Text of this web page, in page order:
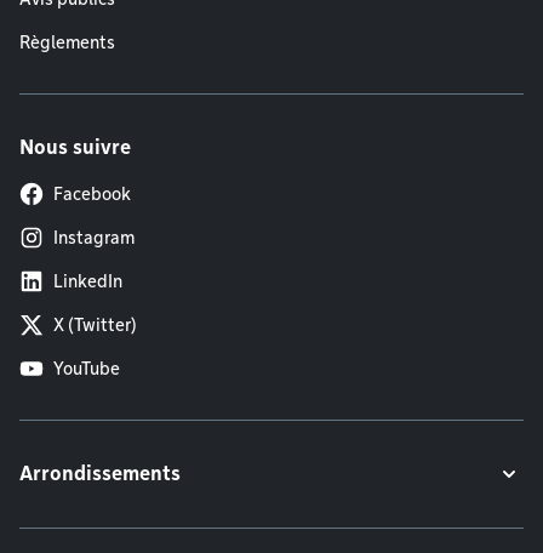
Règlements
Nous suivre
Facebook
Instagram
LinkedIn
X (Twitter)
YouTube
Arrondissements